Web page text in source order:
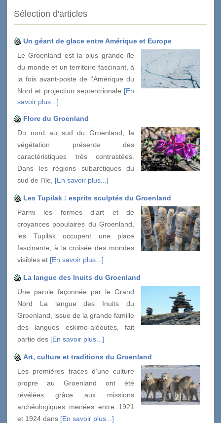
Sélection d'articles
Un géant de glace entre Amérique et Europe
Le Groenland est la plus grande île
du monde et un territoire fascinant, à
la fois avant-poste de l'Amérique du
Nord et projection septentrionale [En
savoir plus...]
Flore du Groenland
Du nord au sud du Groenland, la
végétation présente des
caractéristiques très contrastées.
Dans les régions subarctiques du
sud de l’île, [En savoir plus...]
Les Tupilak : esprits sculptés du Groenland
Parmi les formes d’art et de
croyances populaires du Groenland,
les Tupilak occupent une place
fascinante, à la croisée des mondes
visibles et [En savoir plus...]
La langue des Inuits du Groenland
Une parole façonnée par le Grand
Nord La langue des Inuits du
Groenland, issue de la grande famille
des langues eskimo-aléoutes, fait
partie des [En savoir plus...]
Art, culture et traditions du Groenland
Les premières traces d’une culture
propre au Groenland ont été
révélées grâce aux missions
archéologiques menées entre 1921
et 1924 dans [En savoir plus...]